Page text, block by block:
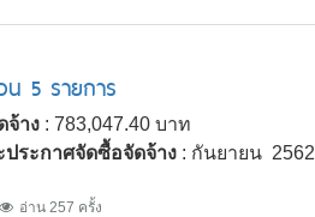
5 รายการ
จ้าง : 783,047.40 บาท
ประกาศจัดซื้อจัดจ้าง : กันยายน 2562
อ่าน 257 ครั้ง